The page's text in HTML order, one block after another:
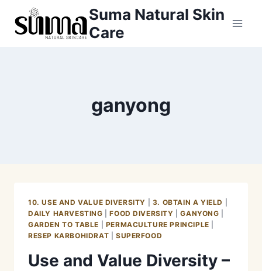
Suma Natural Skin
Care
ganyong
10. USE AND VALUE DIVERSITY 3. OBTAIN A YIELD
DAILY HARVESTING |FOOD DIVERSITY |GANYONG
GARDEN TO TABLE
PERMACULTURE PRINCIPLE
RESEP KARBOHIDRAT
SUPERFOOD
Use and Value Diversity –